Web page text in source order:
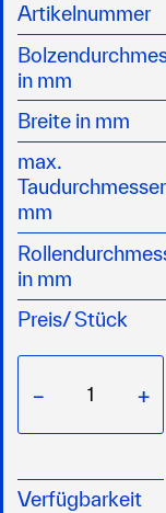
Artikelnummer
in mm
Breite in mm
max.
mm
in mm
Preis/Stück
− +
Verfügbarkeit